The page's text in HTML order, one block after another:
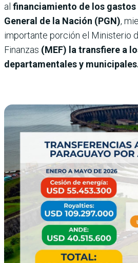
al financiamiento de los gastos
General de la Nación (PGN),
importante porción el Ministerio
Finanzas (MEF) la transfiere a
departamentales y